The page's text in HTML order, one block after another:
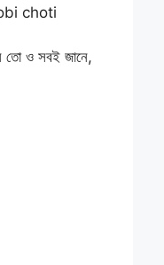
choti
তো ও সবই জানে,